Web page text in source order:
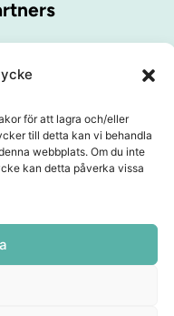
för att lagra och/eller
till detta kan vi behandla
webbplats. Om du inte
kan detta påverka vissa